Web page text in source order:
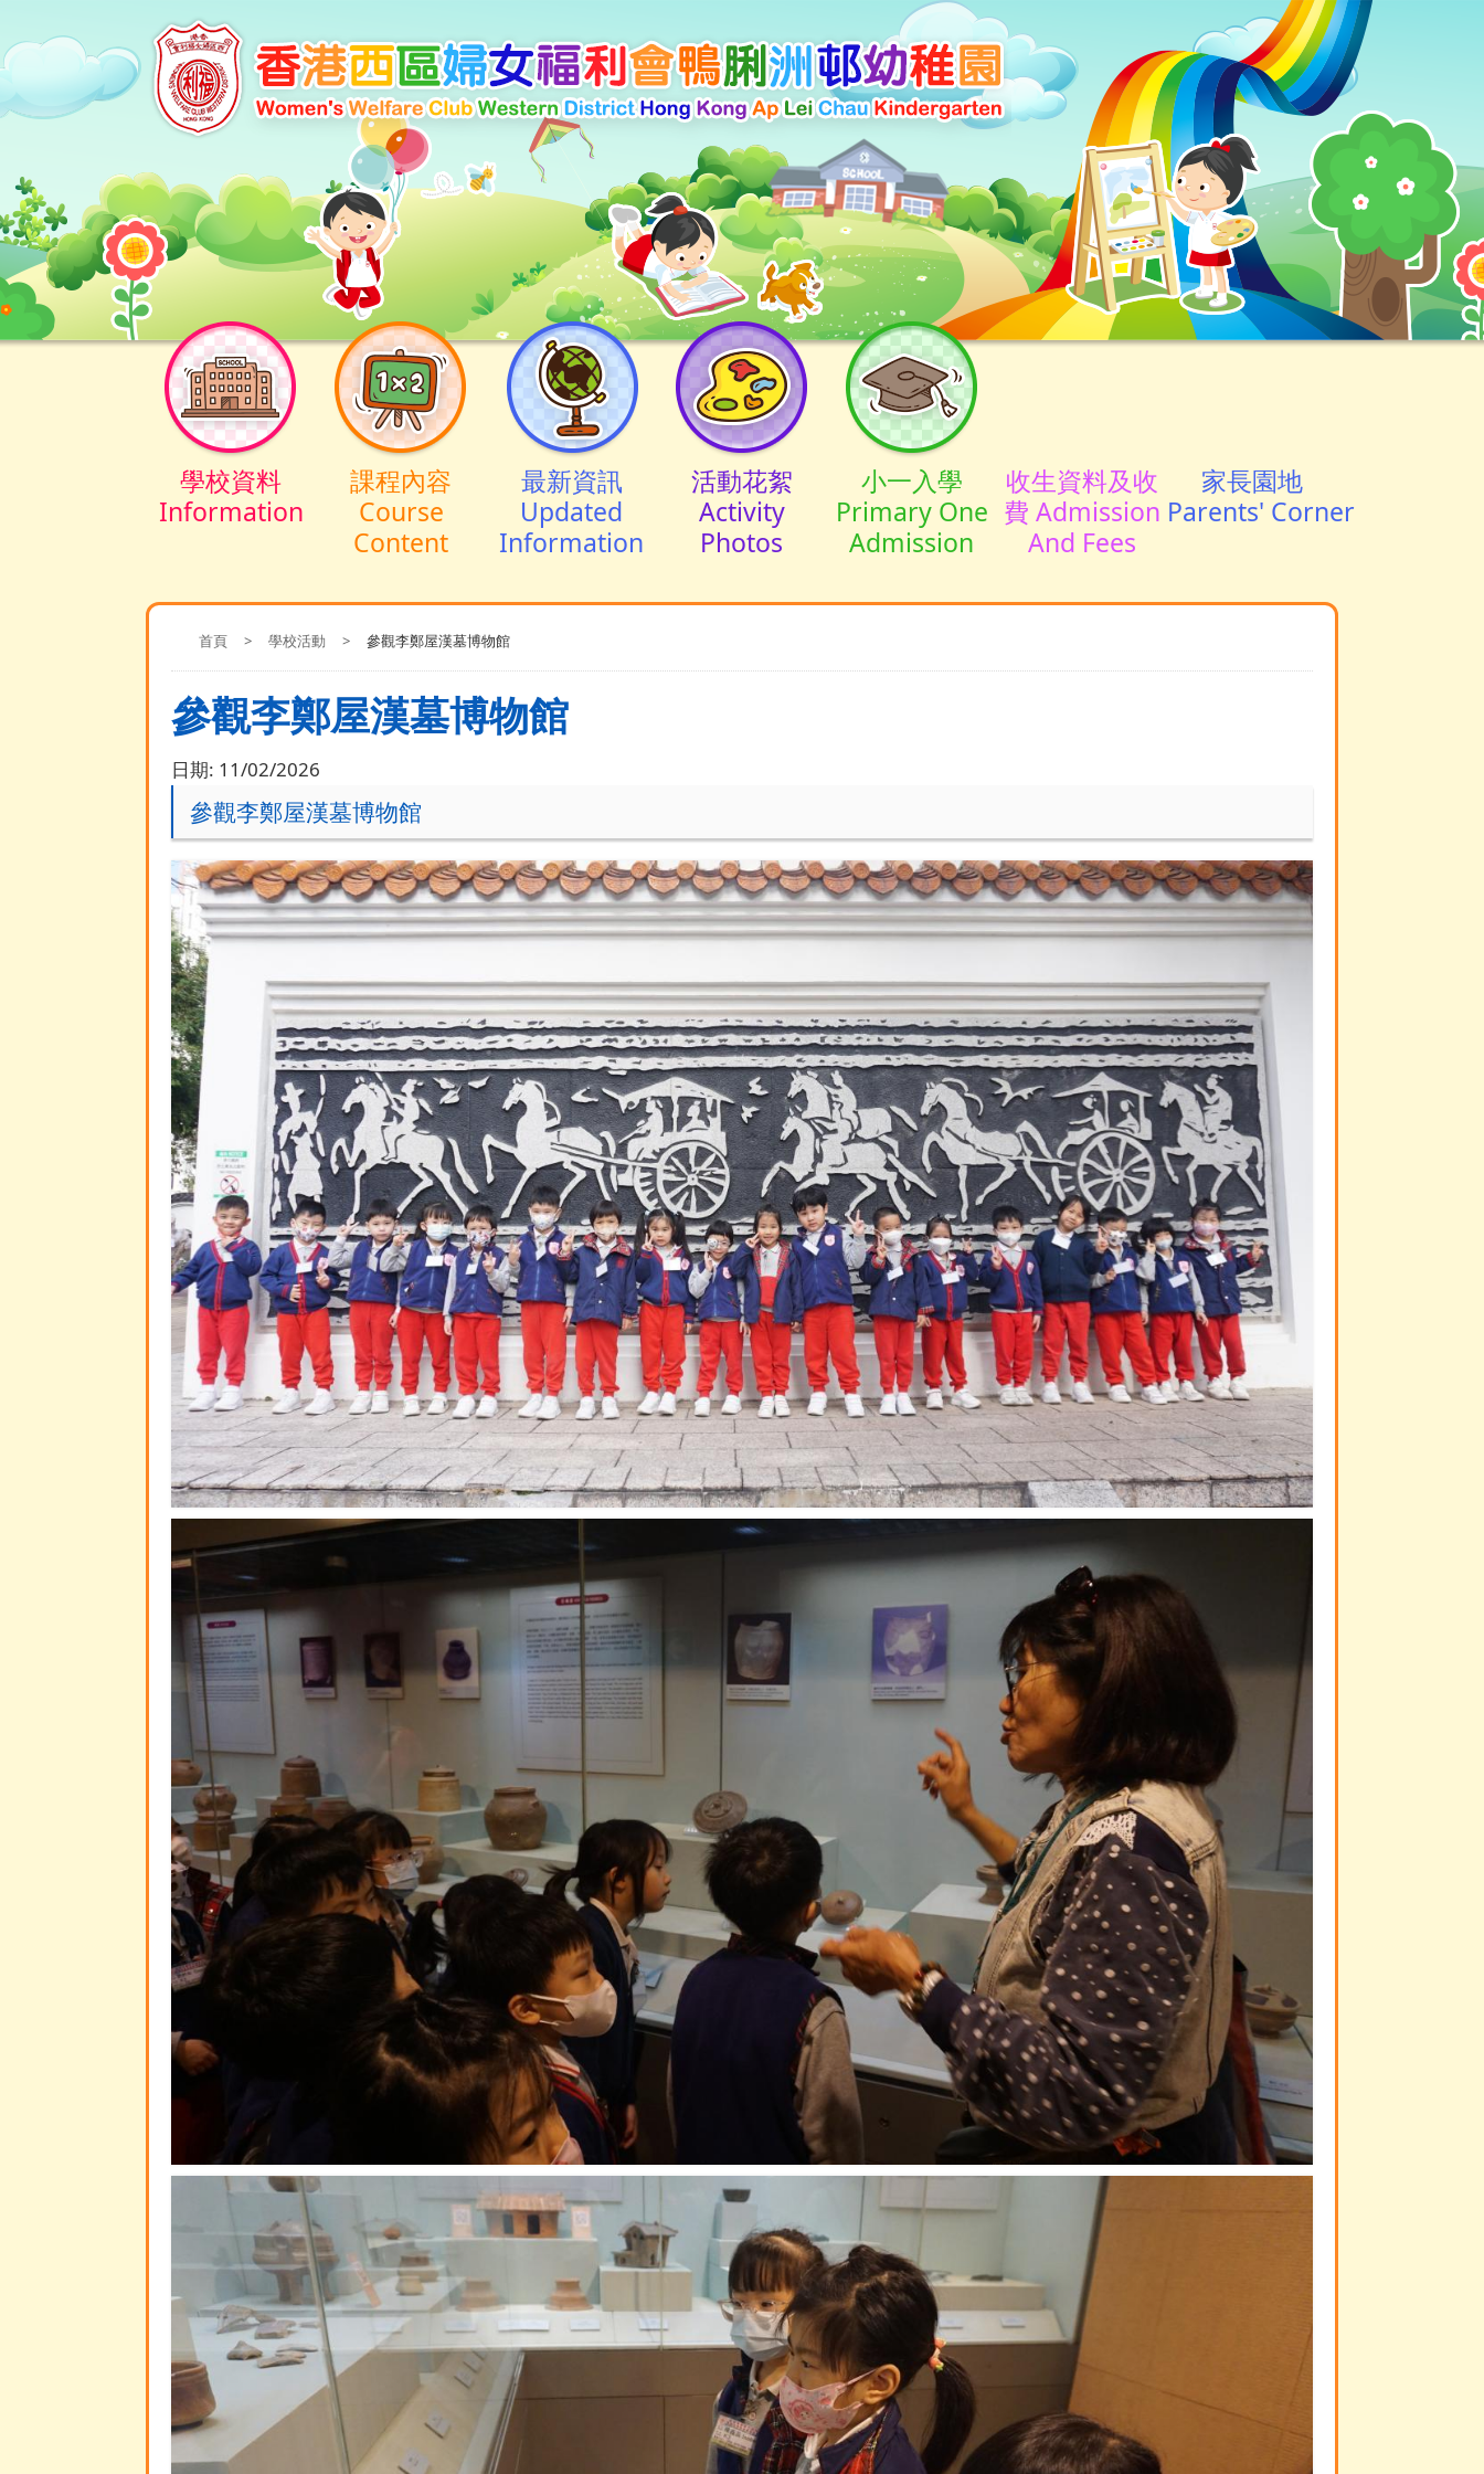
學校資料
Information
課程內容
Course
Content
最新資訊
Updated
Information
活動花絮
Activity
Photos
小一入學
Primary One
Admission
收生資料及收
費 Admission
And Fees
家長園地
Parents' Corner
首頁 > 學校活動 > 參觀李鄭屋漢墓博物館
參觀李鄭屋漢墓博物館
日期: 11/02/2026
參觀李鄭屋漢墓博物館